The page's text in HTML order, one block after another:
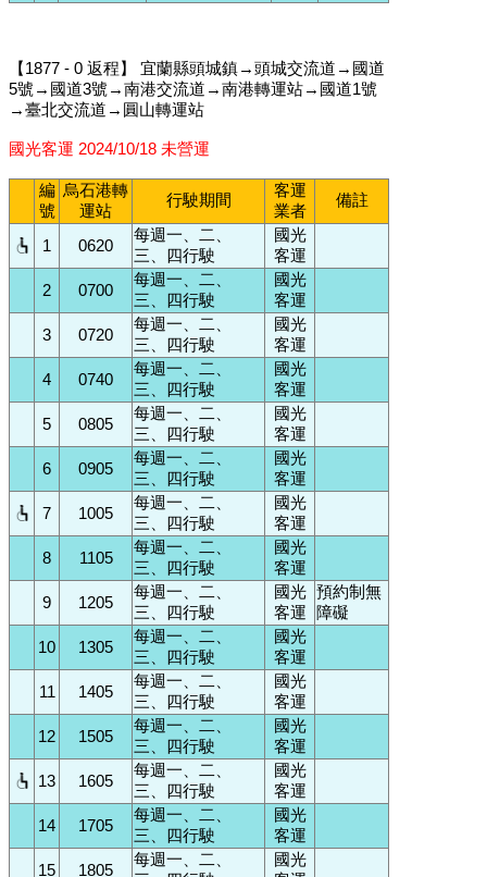
【1877 - 0 返程】 宜蘭縣頭城鎮→頭城交流道→國道
5號→國道3號→南港交流道→南港轉運站→國道1號
→臺北交流道→圓山轉運站
國光客運 2024/10/18 未營運
編
號
烏石港轉
運站
行駛期間
客運
業者
備註
1 0620
每週一、二、
三、四行駛
國光
客運
2
0700
每週一、二、
三、四行駛
國光
客運
3
0720
每週一、二、
三、四行駛
國光
客運
4
0740
每週一、二、
三、四行駛
國光
客運
5
0805
每週一、二、
三、四行駛
國光
客運
6
0905
每週一、二、
三、四行駛
國光
客運
7
1005
每週一、二、
三、四行駛
國光
客運
8
1105
每週一、二、
三、四行駛
國光
客運
9
1205
每週一、二、
三、四行駛
國光
客運
預約制無
障礙
10
1305
每週一、二、
三、四行駛
國光
客運
11
1405
每週一、二、
三、四行駛
國光
客運
12
1505
每週一、二、
三、四行駛
國光
客運
13
1605
每週一、二、
三、四行駛
國光
客運
14
1705
每週一、二、
三、四行駛
國光
客運
15
1805
每週一、二、
國光